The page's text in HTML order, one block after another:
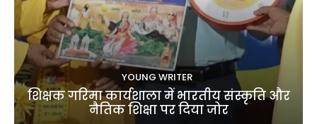
YOUNG WRITER
शिक्षक गरिमा कार्यशाला में भारतीय संस्कृति और
नैतिक शिक्षा पर दिया जोर